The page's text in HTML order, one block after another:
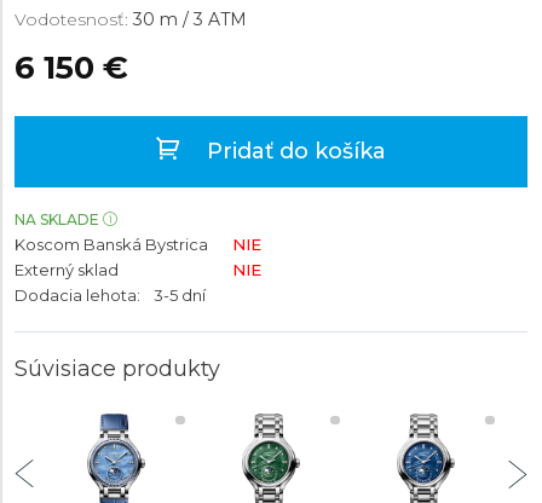
Vodotesnosť: 30 m / 3 ATM
6 150 €
Pridať do košíka
NA SKLADE
Koscom Banská Bystrica
NIE
Externý sklad
NIE
Dodacia lehota:
3-5 dní
Súvisiace produkty